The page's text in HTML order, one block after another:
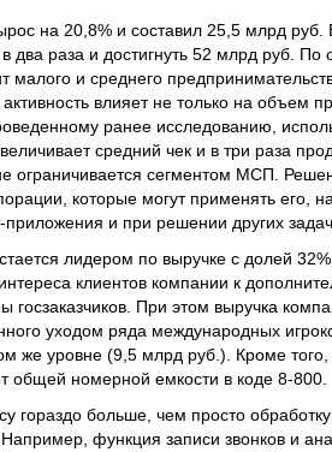
на 20,8% и составил 25,5 млрд руб.
два раза и достигнуть 52 млрд руб. По
малого и среднего
влияет не только на объем
ранее исследованию,
средний чек и в три раза
ограничивается сегментом МСП.
которые могут применять его,
и при решении других задач.
лидером по выручке с долей
клиентов компании к
госзаказчиков. При этом выручка
уходом ряда международных
же уровне (9,5 млрд руб.). Кроме
номерной емкости в коде 8-800.
больше, чем просто
функция записи звонков и